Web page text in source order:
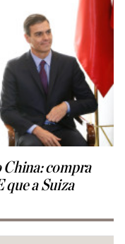
China: compra
que a Suiza